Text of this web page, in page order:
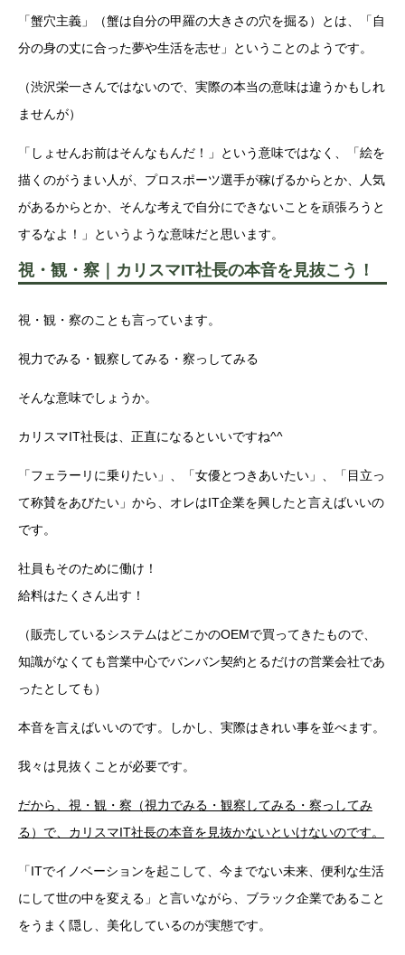
「蟹穴主義」（蟹は自分の甲羅の大きさの穴を掘る）とは、「自
分の身の丈に合った夢や生活を志せ」ということのようです。
（渋沢栄一さんではないので、実際の本当の意味は違うかもしれ
ませんが）
「しょせんお前はそんなもんだ！」という意味ではなく、「絵を
描くのがうまい人が、プロスポーツ選手が稼げるからとか、人気
があるからとか、そんな考えで自分にできないことを頑張ろうと
するなよ！」というような意味だと思います。
視・観・察｜カリスマIT社長の本音を見抜こう！
視・観・察のことも言っています。
視力でみる・観察してみる・察っしてみる
そんな意味でしょうか。
カリスマIT社長は、正直になるといいですね^^
「フェラーリに乗りたい」、「女優とつきあいたい」、「目立っ
て称賛をあびたい」から、オレはIT企業を興したと言えばいいの
です。
社員もそのために働け！
給料はたくさん出す！
（販売しているシステムはどこかのOEMで買ってきたもので、
知識がなくても営業中心でバンバン契約とるだけの営業会社であ
ったとしても）
本音を言えばいいのです。しかし、実際はきれい事を並べます。
我々は見抜くことが必要です。
だから、視・観・察（視力でみる・観察してみる・察っしてみ
る）で、カリスマIT社長の本音を見抜かないといけないのです。
「ITでイノベーションを起こして、今までない未来、便利な生活
にして世の中を変える」と言いながら、ブラック企業であること
をうまく隠し、美化しているのが実態です。